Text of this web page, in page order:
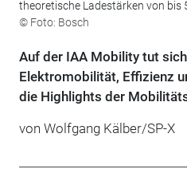
theoretische Ladestärken von bis
© Foto: Bosch
Auf der IAA Mobility tut
Elektromobilität, Effizienz
die Highlights der
von Wolfgang Kälber/SP-X